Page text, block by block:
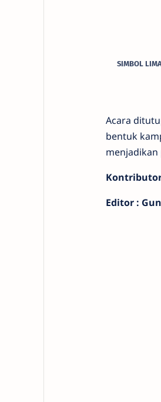
SIMBOL
Acara
bentuk
menjadikan
Editor :